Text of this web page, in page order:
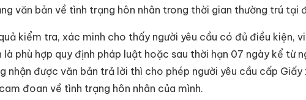
văn bản về tình trạng hôn nhân trong thời gian thường trú tại
kiểm tra, xác minh cho thấy người yêu cầu có đủ điều kiện,
là phù hợp quy định pháp luật hoặc sau thời hạn 07 ngày kể từ
nhận được văn bản trả lời thì cho phép người yêu cầu cấp
đoan về tình trạng hôn nhân của mình.